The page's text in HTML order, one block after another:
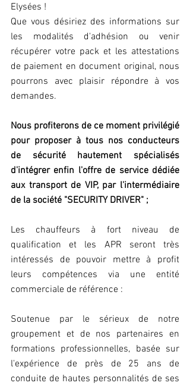
Elysées !
Que vous désiriez des informations sur
les modalités d'adhésion ou venir
récupérer votre pack et les attestations
de paiement en document original, nous
pourrons avec plaisir répondre à vos
demandes.
Nous profiterons de ce moment privilégié
pour proposer à tous nos conducteurs
de sécurité hautement spécialisés
d'intégrer enfin l'offre de service dédiée
aux transport de VIP, par l'intermédiaire
de la société "SECURITY DRIVER" ;
Les chauffeurs à fort niveau de
qualification et les APR seront très
intéressés de pouvoir mettre à profit
leurs compétences via une entité
commerciale de référence :
Soutenue par le sérieux de notre
groupement et de nos partenaires en
formations professionnelles, basée sur
l'expérience de près de 25 ans de
conduite de hautes personnalités de ses